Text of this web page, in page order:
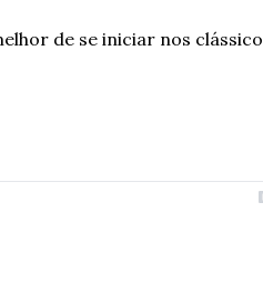
de se iniciar nos